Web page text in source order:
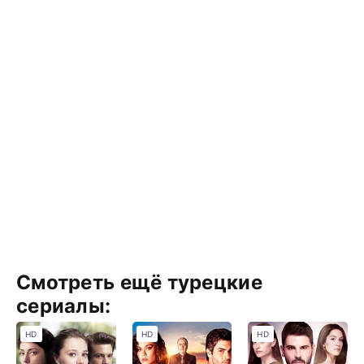
Смотреть ещё турецкие
сериалы:
HD HD HD